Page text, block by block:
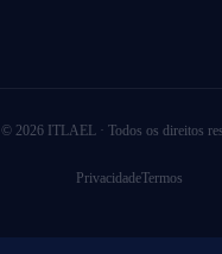
© 2026 ITLAEL · Todos os direitos
PrivacidadeTermos